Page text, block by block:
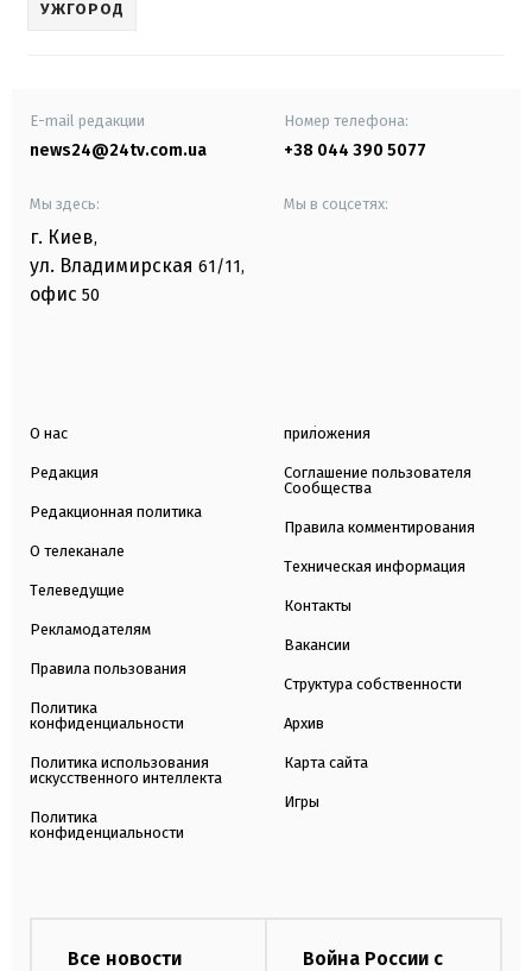
УЖГОРОД
E-mail редакции
news24@24tv.com.ua
Номер телефона:
+38 044 390 5077
Мы здесь:
г. Киев,
ул. Владимирская 61/11,
офис 50
Мы в соцсетях:
О нас
Редакция
Редакционная политика
О телеканале
Телеведущие
Рекламодателям
Правила пользования
Политика
конфиденциальности
Политика использования
искусственного интеллекта
Политика
конфиденциальности
приложения
Соглашение пользователя
Сообщества
Правила комментирования
Техническая информация
Контакты
Вакансии
Структура собственности
Архив
Карта сайта
Игры
Все новости
Война России с